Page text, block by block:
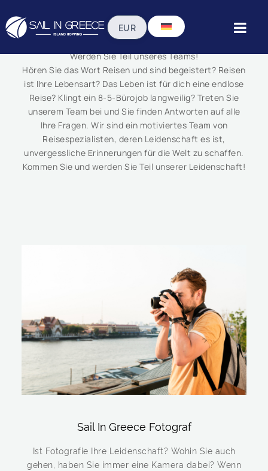
Arbeite Mit Uns
Werden Sie Teil unseres Teams!
Hören Sie das Wort Reisen und sind begeistert? Reisen
ist Ihre Lebensart? Das Leben ist für dich eine endlose
Reise? Klingt ein 8-5-Bürojob langweilig? Treten Sie
unserem Team bei und Sie finden Antworten auf alle
Ihre Fragen. Wir sind ein motiviertes Team von
Reisespezialisten, deren Leidenschaft es ist,
unvergessliche Erinnerungen für die Welt zu schaffen.
Kommen Sie und werden Sie Teil unserer Leidenschaft!
Sail In Greece Fotograf
Ist Fotografie Ihre Leidenschaft? Wohin Sie auch
gehen, haben Sie immer eine Kamera dabei? Wenn